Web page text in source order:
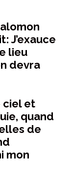
J’exauce
lieu
devra
ciel et
quand
de
mon